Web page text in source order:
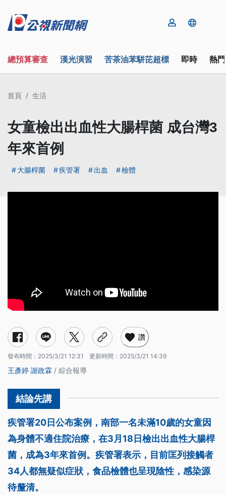
總預算審查 漢光演習 苦茶油苯駢芘超標 即時 熱
首頁 生活
女童檢出出血性大腸桿菌 成台灣3
年來首例
大腸桿菌 疾管署 出血 檢體
讚
發布時間： 2025/3/21 12:31 更新時間： 2025/3/21 14:39
王彥婷 謝政霖 / 綜合報導
疾管署20日公布案例，南部一名未滿10歲的女童因
為身體不適住院治療，在3月18日檢出出血性大腸桿
菌，成為3年來首例。疾管署表示，目前匡列接觸者
34人都無疑似症狀，食品檢體也呈現陰性，感染源
待釐清。